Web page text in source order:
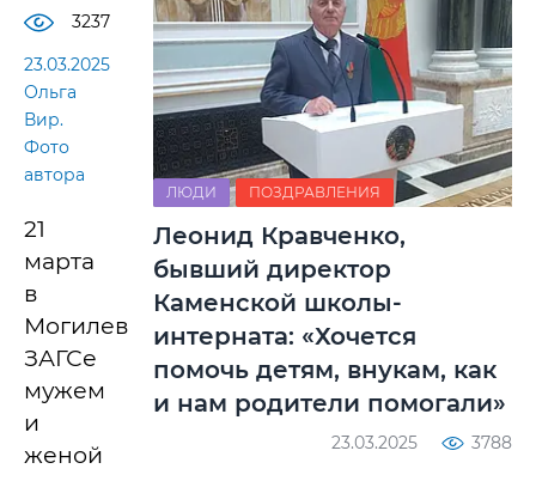
3237
23.03.2025
Ольга
Вир.
Фото
автора
21
марта
в
Могилевском
ЗАГСе
мужем
и
женой
ЛЮДИ ПОЗДРАВЛЕНИЯ
Леонид Кравченко,
бывший директор
Каменской школы-
интерната: «Хочется
помочь детям, внукам, как
и нам родители помогали»
23.03.2025 3788